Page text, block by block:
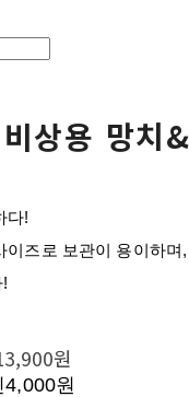
상용 망치
다!
이즈로 보관이 용이하
원
4,000원